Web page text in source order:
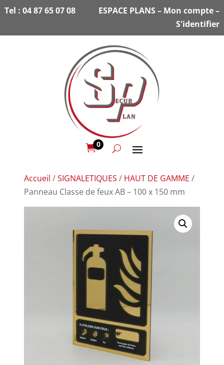
Tel : 04 87 65 07 08 ESPACE PLANS– Mon compte–
S'identifier
0
Accueil /SIGNALETIQUES / HAUT DE GAMME /
Panneau Classe de feux AB – 100 x 150 mm